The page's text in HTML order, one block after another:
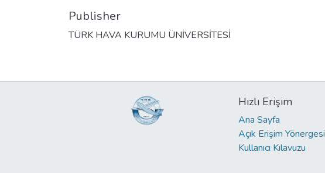
Publisher
TÜRK HAVA KURUMU ÜNİVERSİTESİ
Hızlı Erişim
Ana Sayfa
Açık Erişim Yönergesi
Kullanıcı Kılavuzu